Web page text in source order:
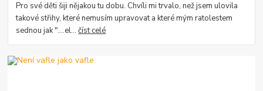
Pro své děti šiji nějakou tu dobu. Chvíli mi trvalo, než jsem ulovila
takové střihy, které nemusím upravovat a které mým ratolestem
sednou jak "....el...číst celé